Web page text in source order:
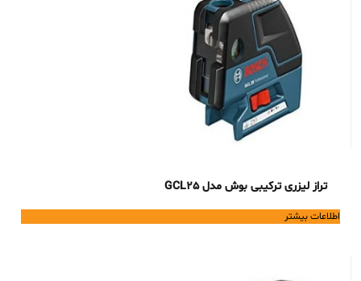
تراز لیزری ترکیبی بوش مدل GCL25
اطلاعات بیشتر